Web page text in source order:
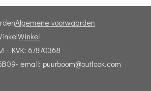
Algemene voorwaarden
Winkel
- KVK: 67870368 -
email: puurboom@outlook.com